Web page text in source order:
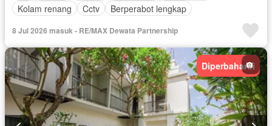
Kolam renang
Cctv Berperabot lengkap
8 Jul 2026 masuk - RE/MAX Dewata Partnership
Diperbaharui